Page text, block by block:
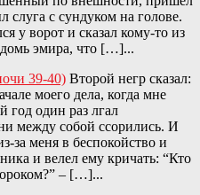
с сундуком на голове.
у ворот и сказал кому-то из
эмира, что […]...
39-40) Второй негр сказал:
моего дела, когда мне
год один раз лгал
между собой ссорились. И
за меня в беспокойство и
и велел ему кричать: “Кто
– […]...